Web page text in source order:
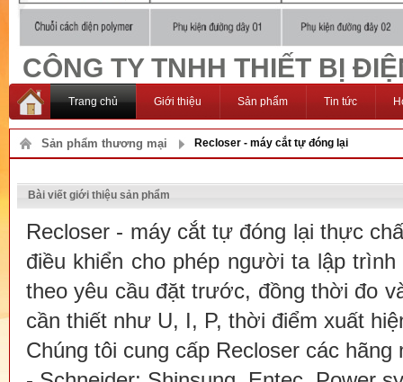
CÔNG TY TNHH THIẾT BỊ
Trang chủ Giới thiệu Sản phẩm Tin tức
Sản phẩm thương mại Recloser - máy cắt tự đóng lại
Bài viết giới thiệu sản phẩm
Recloser - máy cắt tự đóng lại thực
điều khiển cho phép người ta lập
theo yêu cầu đặt trước, đồng thời đo
cần thiết như U, I, P, thời điểm xuất
Chúng tôi cung cấp Recloser các hãng